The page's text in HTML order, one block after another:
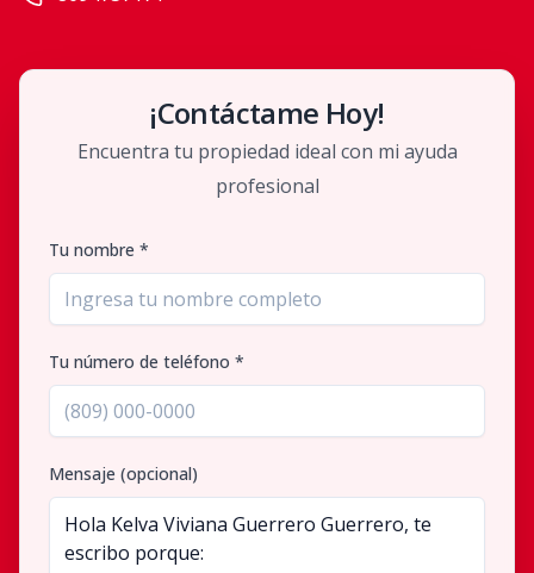
¡Contáctame Hoy!
Encuentra tu propiedad ideal con mi ayuda
profesional
Tu nombre *
Tu número de teléfono *
Mensaje (opcional)